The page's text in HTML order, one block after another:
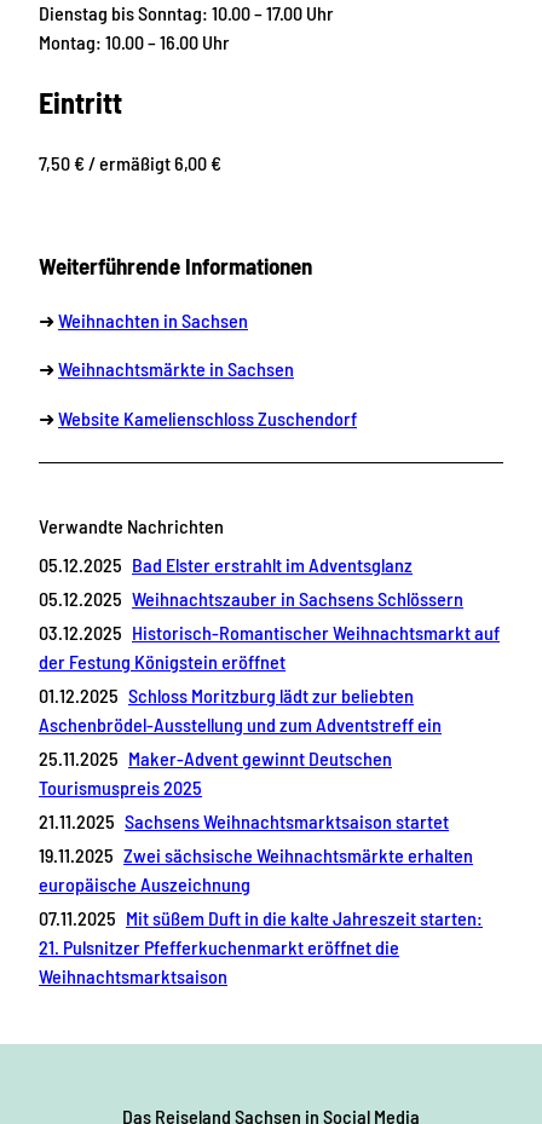
Dienstag bis Sonntag: 10.00 – 17.00 Uhr
Montag: 10.00 – 16.00 Uhr
Eintritt
7,50 € / ermäßigt 6,00 €
Weiterführende Informationen
➜Weihnachten in Sachsen
➜Weihnachtsmärkte in Sachsen
➜Website Kamelienschloss Zuschendorf
Verwandte Nachrichten
05.12.2025 Bad Elster erstrahlt im Adventsglanz
05.12.2025 Weihnachtszauber in Sachsens Schlössern
03.12.2025 Historisch-Romantischer Weihnachtsmarkt auf
der Festung Königstein eröffnet
01.12.2025 Schloss Moritzburg lädt zur beliebten
Aschenbrödel-Ausstellung und zum Adventstreff ein
25.11.2025 Maker-Advent gewinnt Deutschen
Tourismuspreis 2025
21.11.2025 Sachsens Weihnachtsmarktsaison startet
19.11.2025 Zwei sächsische Weihnachtsmärkte erhalten
europäische Auszeichnung
07.11.2025 Mit süßem Duft in die kalte Jahreszeit starten:
21. Pulsnitzer Pfefferkuchenmarkt eröffnet die
Weihnachtsmarktsaison
Das Reiseland Sachsen in Social Media